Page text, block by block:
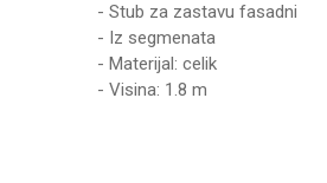
- Stub za zastavu fasadni
- Iz segmenata
- Materijal: celik
- Visina: 1.8 m